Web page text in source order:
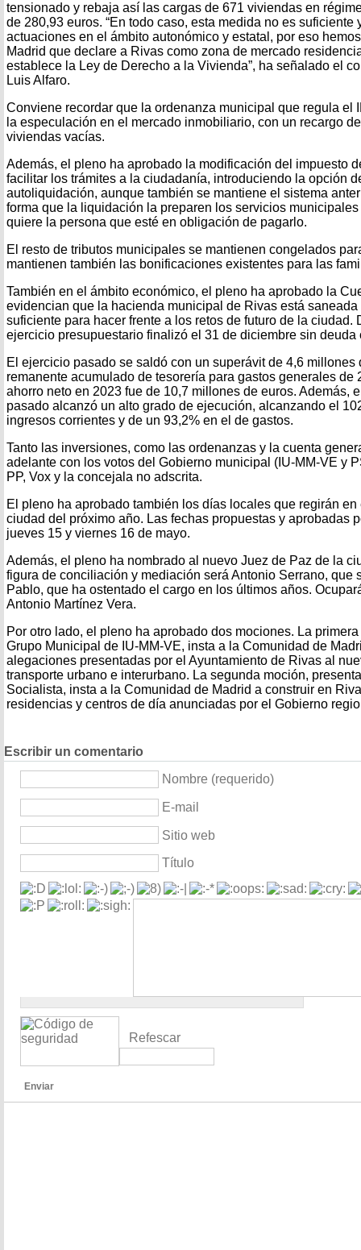
tensionado y rebaja así las cargas de 671 viviendas en
de 280,93 euros. “En todo caso, esta medida no es suficiente
actuaciones en el ámbito autonómico y estatal, por eso
Madrid que declare a Rivas como zona de mercado
establece la Ley de Derecho a la Vivienda”, ha señalado el
Luis Alfaro.
Conviene recordar que la ordenanza municipal que regula el
la especulación en el mercado inmobiliario, con un recargo
viviendas vacías.
Además, el pleno ha aprobado la modificación del impuesto
facilitar los trámites a la ciudadanía, introduciendo la opción
autoliquidación, aunque también se mantiene el sistema
forma que la liquidación la preparen los servicios
quiere la persona que esté en obligación de pagarlo.
El resto de tributos municipales se mantienen congelados
mantienen también las bonificaciones existentes para las
También en el ámbito económico, el pleno ha aprobado la
evidencian que la hacienda municipal de Rivas está
suficiente para hacer frente a los retos de futuro de la ciudad.
ejercicio presupuestario finalizó el 31 de diciembre sin deuda
El ejercicio pasado se saldó con un superávit de 4,6 millones
remanente acumulado de tesorería para gastos generales de
ahorro neto en 2023 fue de 10,7 millones de euros. Además,
pasado alcanzó un alto grado de ejecución, alcanzando el
ingresos corrientes y de un 93,2% en el de gastos.
Tanto las inversiones, como las ordenanzas y la cuenta
adelante con los votos del Gobierno municipal (IU-MM-VE y
PP, Vox y la concejala no adscrita.
El pleno ha aprobado también los días locales que regirán
ciudad del próximo año. Las fechas propuestas y aprobadas
jueves 15 y viernes 16 de mayo.
Además, el pleno ha nombrado al nuevo Juez de Paz de la
figura de conciliación y mediación será Antonio Serrano, que
Pablo, que ha ostentado el cargo en los últimos años.
Antonio Martínez Vera.
Por otro lado, el pleno ha aprobado dos mociones. La
Grupo Municipal de IU-MM-VE, insta a la Comunidad de
alegaciones presentadas por el Ayuntamiento de Rivas al
transporte urbano e interurbano. La segunda moción,
Socialista, insta a la Comunidad de Madrid a construir en
residencias y centros de día anunciadas por el Gobierno
Escribir un comentario
Nombre (requerido)
E-mail
Sitio web
Título
Refescar
Enviar